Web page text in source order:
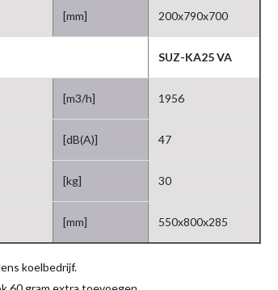
[mm] 200x790x700
SUZ-KA25 VA
[m3/h] 1956
[dB(A)] 47
[kg] 30
[mm] 550x800x285
koelbedrijf.